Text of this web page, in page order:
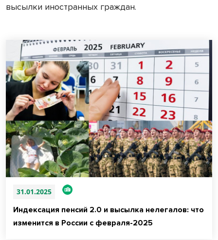
высылки иностранных граждан.
31.01.2025
Индексация пенсий 2.0 и высылка нелегалов: что
изменится в России с февраля-2025